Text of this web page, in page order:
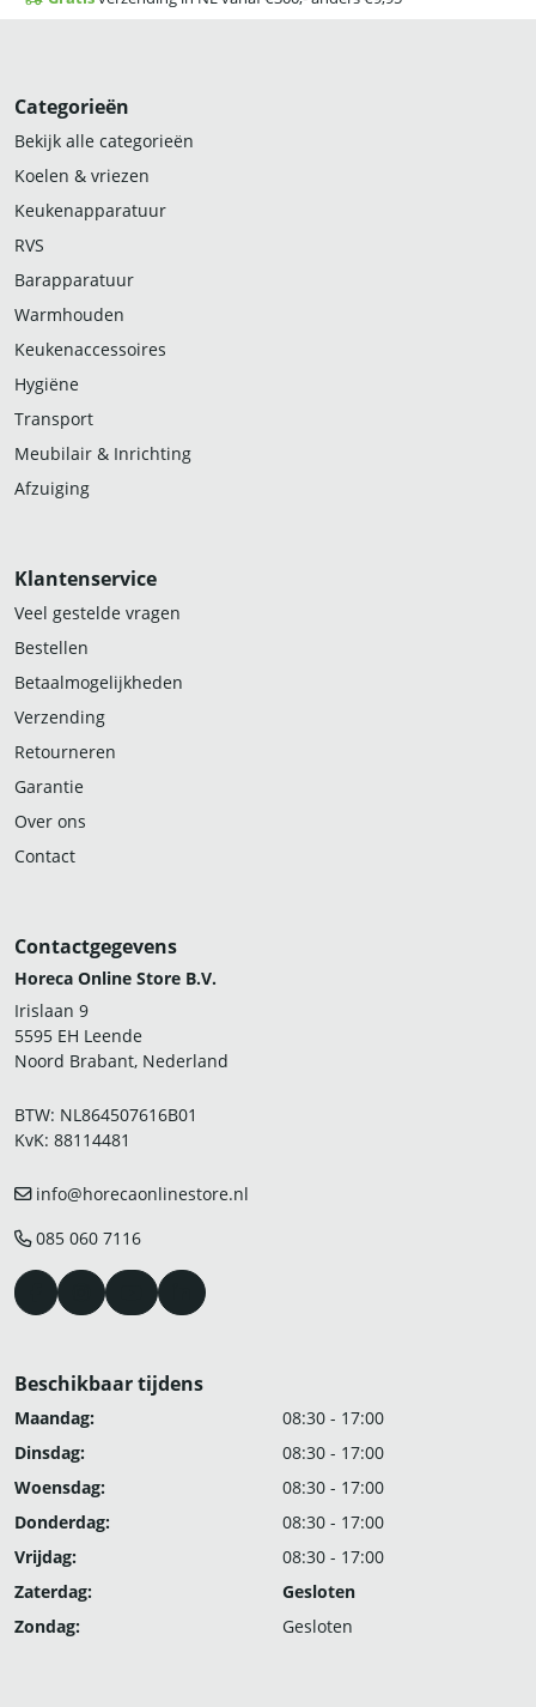
Categorieën
Bekijk alle categorieën
Koelen & vriezen
Keukenapparatuur
RVS
Barapparatuur
Warmhouden
Keukenaccessoires
Hygiëne
Transport
Meubilair & Inrichting
Afzuiging
Klantenservice
Veel gestelde vragen
Bestellen
Betaalmogelijkheden
Verzending
Retourneren
Garantie
Over ons
Contact
Contactgegevens
Horeca Online Store B.V.
Irislaan 9
5595 EH Leende
Noord Brabant, Nederland
BTW: NL864507616B01
KvK: 88114481
info@horecaonlinestore.nl
085 060 7116
Beschikbaar tijdens
Maandag:
08:30 - 17:00
Dinsdag:
08:30 - 17:00
Woensdag:
08:30 - 17:00
Donderdag:
08:30 - 17:00
Vrijdag:
08:30 - 17:00
Zaterdag:
Gesloten
Zondag:
Gesloten